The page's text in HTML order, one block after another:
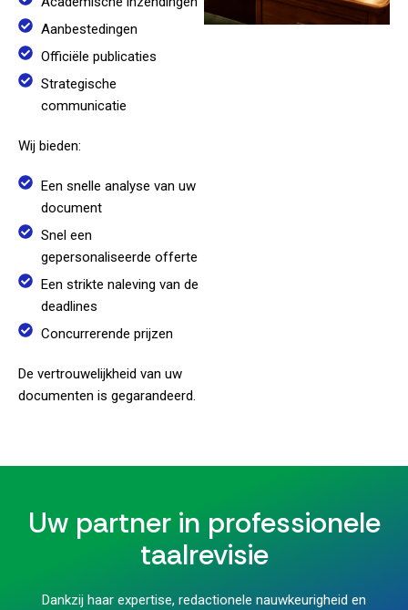
Aanbestedingen
Officiële publicaties
Strategische
communicatie
Wij bieden:
Een snelle analyse van uw
document
Snel een
gepersonaliseerde offerte
Een strikte naleving van de
deadlines
Concurrerende prijzen
De vertrouwelijkheid van uw
documenten is gegarandeerd.
Uw partner in professionele
taalrevisie
Dankzij haar expertise, redactionele nauwkeurigheid en